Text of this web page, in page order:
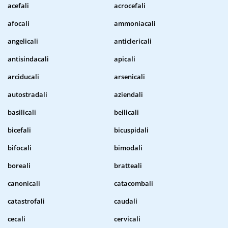
acefali
acrocefali
afocali
ammoniacali
angelicali
anticlericali
antisindacali
apicali
arciducali
arsenicali
autostradali
aziendali
basilicali
beilicali
bicefali
bicuspidali
bifocali
bimodali
boreali
bratteali
canonicali
catacombali
catastrofali
caudali
cecali
cervicali